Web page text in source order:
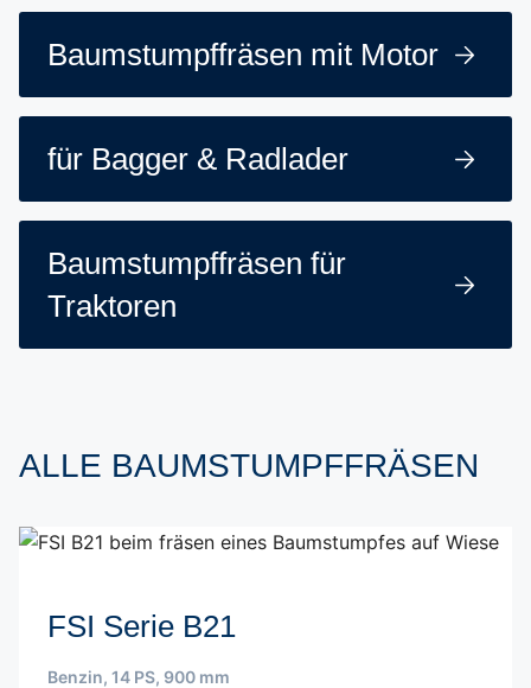
Baumstumpffräsen mit Motor
für Bagger & Radlader
Baumstumpffräsen für
Traktoren
ALLE BAUMSTUMPFFRÄSEN
FSI Serie B21
Benzin, 14 PS, 900 mm